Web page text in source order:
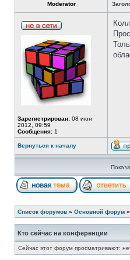
Moderator
Зарегистрирован: 08 июн
2012, 09:59
Сообщения: 1
Вернуться к началу
Список форумов » Основной форум »
Кто сейчас на конференции
Сейчас этот форум просматривают: